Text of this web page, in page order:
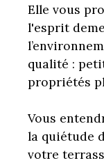
Elle vous
l'esprit
qualité :
propriétés
Vous
la quiétude
votre